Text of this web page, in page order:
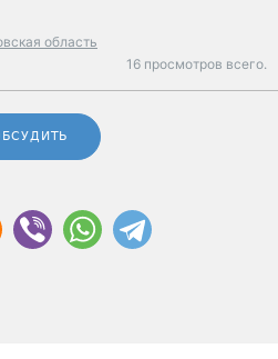
область
16 просмотров всего.